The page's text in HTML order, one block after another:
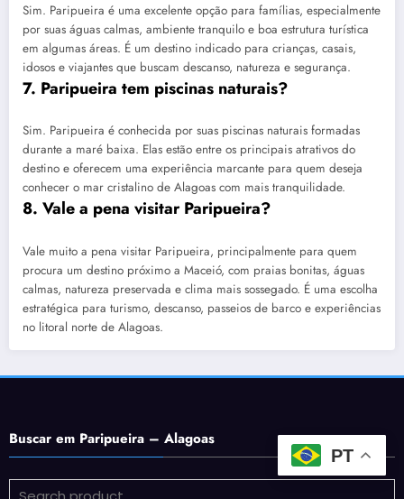
Sim. Paripueira é uma excelente opção para famílias, especialmente
por suas águas calmas, ambiente tranquilo e boa estrutura turística
em algumas áreas. É um destino indicado para crianças, casais,
idosos e viajantes que buscam descanso, natureza e segurança.
7. Paripueira tem piscinas naturais?
Sim. Paripueira é conhecida por suas piscinas naturais formadas
durante a maré baixa. Elas estão entre os principais atrativos do
destino e oferecem uma experiência marcante para quem deseja
conhecer o mar cristalino de Alagoas com mais tranquilidade.
8. Vale a pena visitar Paripueira?
Vale muito a pena visitar Paripueira, principalmente para quem
procura um destino próximo a Maceió, com praias bonitas, águas
calmas, natureza preservada e clima mais sossegado. É uma escolha
estratégica para turismo, descanso, passeios de barco e experiências
no litoral norte de Alagoas.
Buscar em Paripueira – Alagoas
PT